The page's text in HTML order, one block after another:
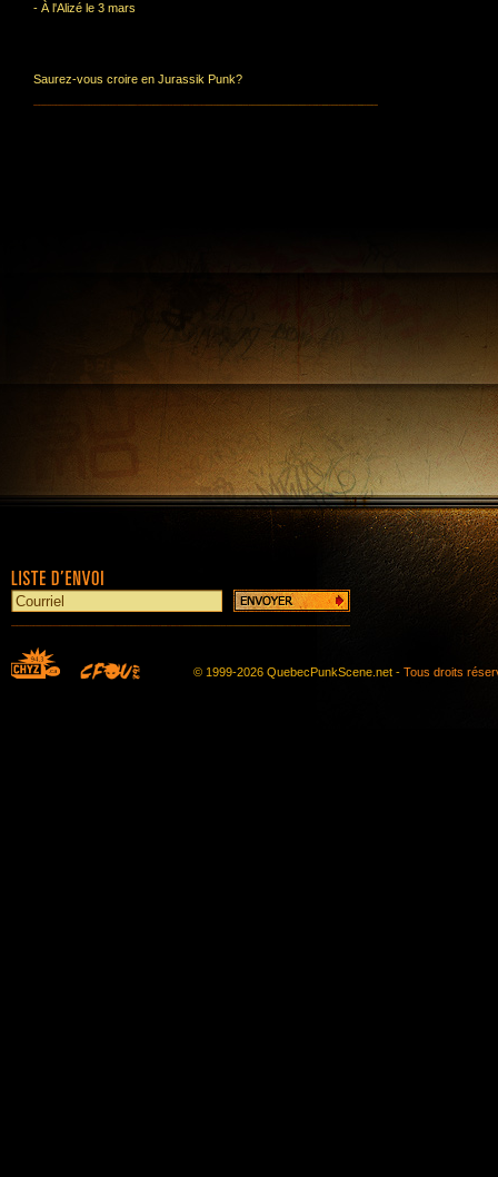
- À l'Alizé le 3 mars
Saurez-vous croire en Jurassik Punk?
© 1999-2026 QuebecPunkScene.net - Tous droits